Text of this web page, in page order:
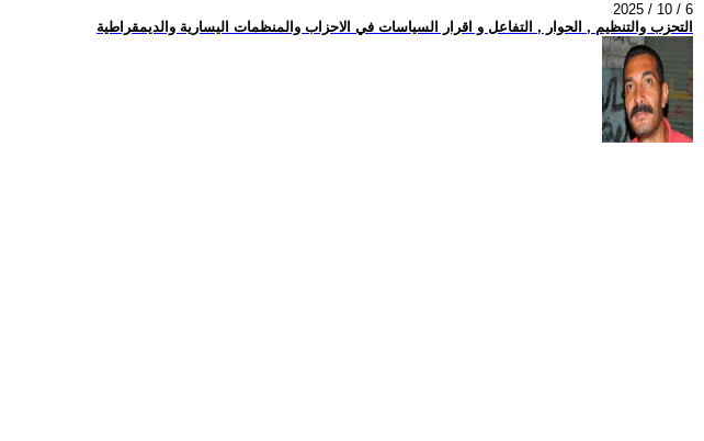
2025 / 10 / 6
التحزب والتنظيم , الحوار , التفاعل و اقرار السياسات في الاحزاب والمنظمات اليسارية والديمقراطية